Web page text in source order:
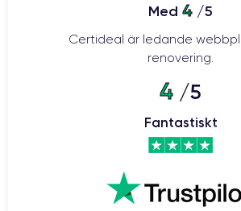
Med 4 /5
Certideal är ledande
renovering.
4 /5
Fantastiskt